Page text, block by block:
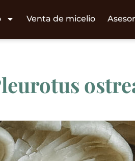
Venta de micelio